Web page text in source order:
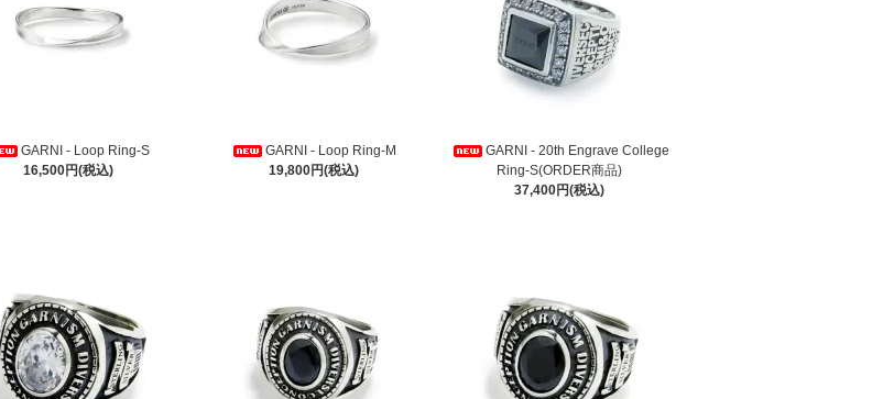
GARNI - Loop Ring-S
16,500円(税込)
GARNI - Loop Ring-M
19,800円(税込)
GARNI - 20th Engrave College
Ring-S(ORDER商品)
37,400円(税込)